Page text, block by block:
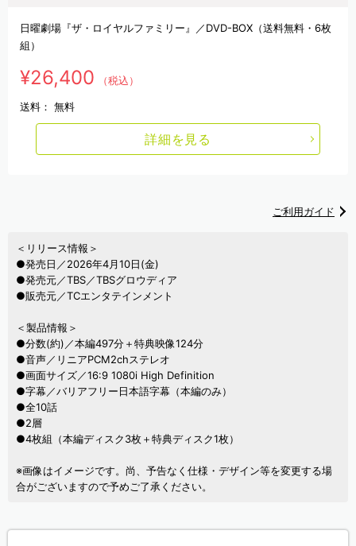
日曜劇場『ザ・ロイヤルファミリー』／DVD-BOX（送料無料・6枚
組）
¥26,400 （税込）
送料： 無料
詳細を見る
ご利用ガイド
＜リリース情報＞
●発売日／2026年4月10日(金)
●発売元／TBS／TBSグロウディア
●販売元／TCエンタテインメント
＜製品情報＞
●分数(約)／本編497分＋特典映像124分
●音声／リニアPCM2chステレオ
●画面サイズ／16:9 1080i High Definition
●字幕／バリアフリー日本語字幕（本編のみ）
●全10話
●2層
●4枚組（本編ディスク3枚＋特典ディスク1枚）
※画像はイメージです。尚、予告なく仕様・デザイン等を変更する場
合がございますので予めご了承ください。